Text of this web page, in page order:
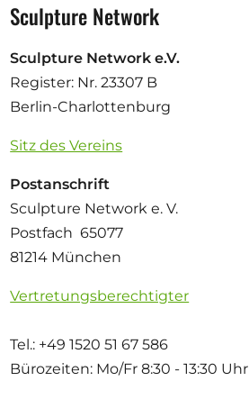
Sculpture Network
Sculpture Network e.V.
Register: Nr. 23307 B
Berlin-Charlottenburg
Sitz des Vereins
Postanschrift
Sculpture Network e. V.
Postfach 65077
81214 München
Vertretungsberechtigter
Tel.: +49 1520 51 67 586
Bürozeiten: Mo/Fr 8:30 - 13:30 Uhr